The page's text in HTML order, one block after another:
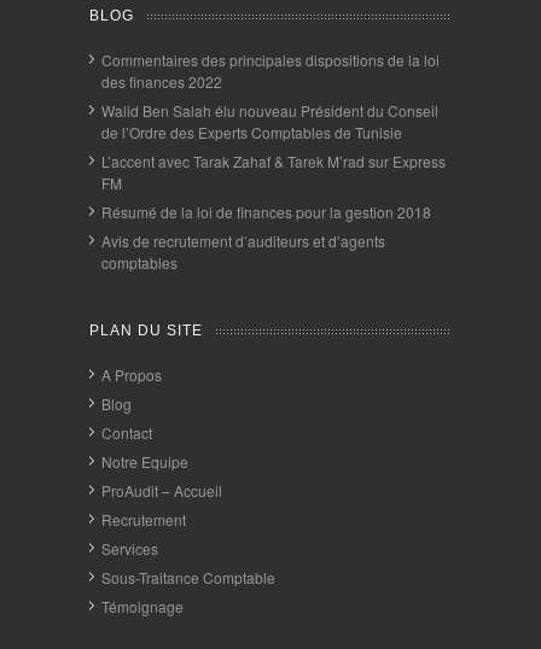
BLOG
Commentaires des principales dispositions de la loi
des finances 2022
Walid Ben Salah élu nouveau Président du Conseil
de l’Ordre des Experts Comptables de Tunisie
L’accent avec Tarak Zahaf & Tarek M’rad sur Express
FM
Résumé de la loi de finances pour la gestion 2018
Avis de recrutement d’auditeurs et d’agents
comptables
PLAN DU SITE
A Propos
Blog
Contact
Notre Equipe
ProAudit – Accueil
Recrutement
Services
Sous-Traitance Comptable
Témoignage